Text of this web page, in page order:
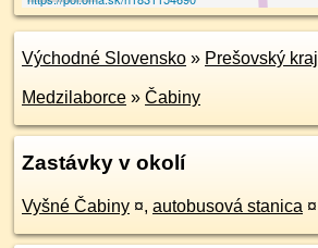
Východné Slovensko » Prešovský kraj
Medzilaborce » Čabiny
Zastávky v okolí
Vyšné Čabiny ¤, autobusová stanica ¤